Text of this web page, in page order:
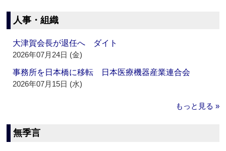
人事・組織
大津賀会長が退任へ ダイト
2026年07月24日 (金)
事務所を日本橋に移転 日本医療機器産業連合会
2026年07月15日 (水)
もっと見る »
無季言